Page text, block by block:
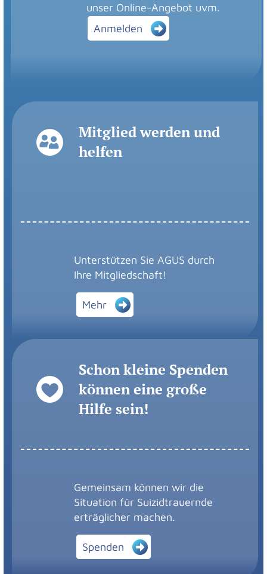
unser Online-Angebot uvm.
Anmelden
Mitglied werden und
helfen
Unterstützen Sie AGUS durch
Ihre Mitgliedschaft!
Mehr
Schon kleine Spenden
können eine große
Hilfe sein!
Gemeinsam können wir die
Situation für Suizidtrauernde
erträglicher machen.
Spenden